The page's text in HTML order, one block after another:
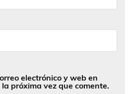
electrónico y web en
próxima vez que comente.